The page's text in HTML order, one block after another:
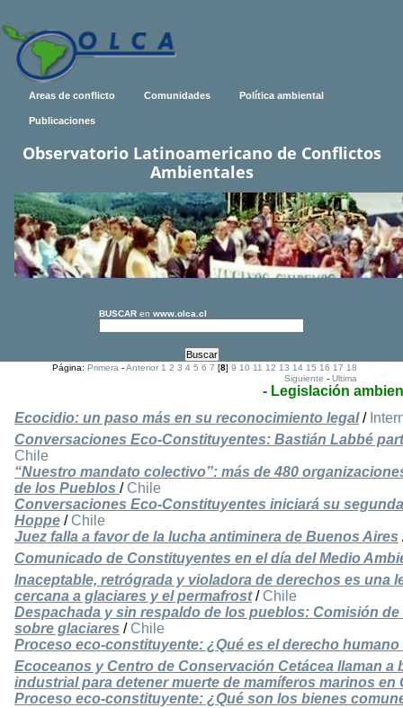
Areas de conflicto Comunidades Política ambiental
Publicaciones
Observatorio Latinoamericano de Conflictos
Ambientales
BUSCAR en www.olca.cl
Página:Primera -Anterior 1 2 3 4 5 6 7 [8]9 10 11 12 13 14 15 16 17 18
Siguiente -Ultima
- Legislación
Ecocidio: un paso más en su reconocimiento legal/
Conversaciones Eco-Constituyentes: Bastián Labbé
Chile
“Nuestro mandato colectivo”: más de 480
de los Pueblos / Chile
Conversaciones Eco-Constituyentes iniciará su
Hoppe / Chile
Juez falla a favor de la lucha antiminera de Buenos Aires
Comunicado de Constituyentes en el día del Medio
Inaceptable, retrógrada y violadora de derechos es una
cercana a glaciares y el permafrost/ Chile
Despachada y sin respaldo de los pueblos: Comisión
sobre glaciares / Chile
Proceso eco-constituyente: ¿Qué es el derecho humano
Ecoceanos y Centro de Conservación Cetácea llaman
industrial para detener muerte de mamíferos marinos en
Proceso eco-constituyente: ¿Qué son los bienes